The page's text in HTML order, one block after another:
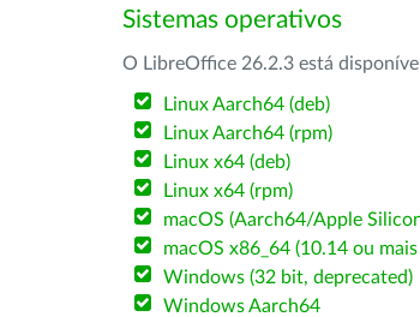
Sistemas operativos
O LibreOffice 26.2.3 está
Linux Aarch64 (deb)
Linux Aarch64 (rpm)
Linux x64 (deb)
Linux x64 (rpm)
macOS (Aarch64/Apple
macOS x86_64 (10.14 ou
Windows (32 bit, deprecated)
Windows Aarch64